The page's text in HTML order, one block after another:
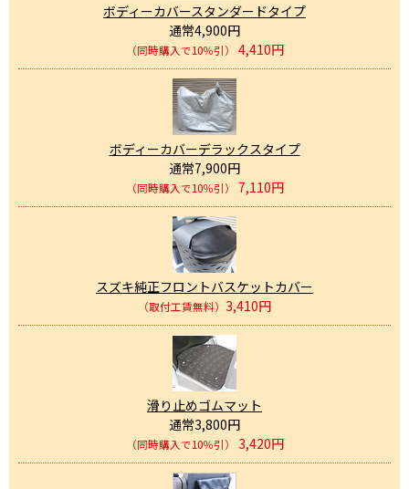
ボディーカバースタンダードタイプ
通常4,900円
（同時購入で10％引） 4,410円
ボディーカバーデラックスタイプ
通常7,900円
（同時購入で10％引） 7,110円
スズキ純正フロントバスケットカバー
（取付工賃無料） 3,410円
滑り止めゴムマット
通常3,800円
（同時購入で10％引） 3,420円